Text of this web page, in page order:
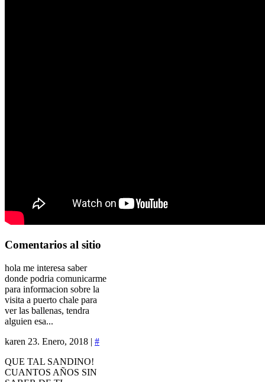
Comentarios al sitio
hola me interesa saber
donde podria comunicarme
para informacion sobre la
visita a puerto chale para
ver las ballenas, tendra
alguien esa...
karen 23. Enero, 2018 | #
QUE TAL SANDINO!
CUANTOS AÑOS SIN